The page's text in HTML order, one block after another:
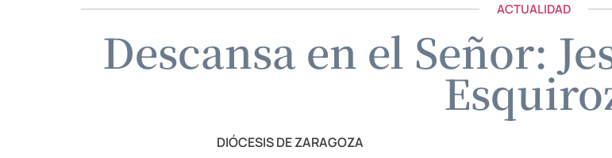
ACTUALIDAD
Descansa en el Señor:
DIÓCESIS DE ZARAGOZA